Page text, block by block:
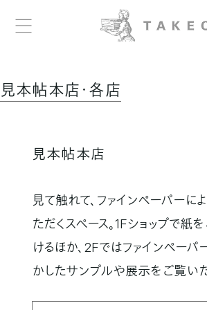
見本帖本店・各店
見本帖本店
見て触れて、ファインペーパーに
ただくスペース。1Fショップで紙
けるほか、2Fではファインペー
かしたサンプルや展示をご覧いた